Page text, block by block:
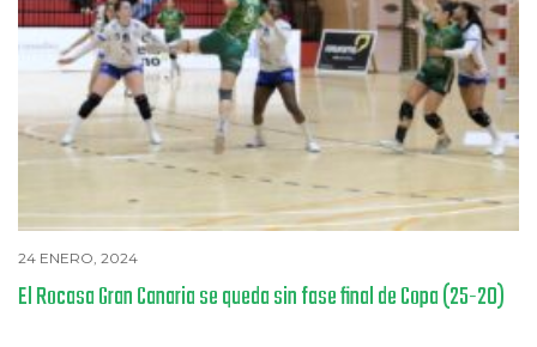
24 ENERO, 2024
El Rocasa Gran Canaria se queda sin fase final de Copa (25-20)